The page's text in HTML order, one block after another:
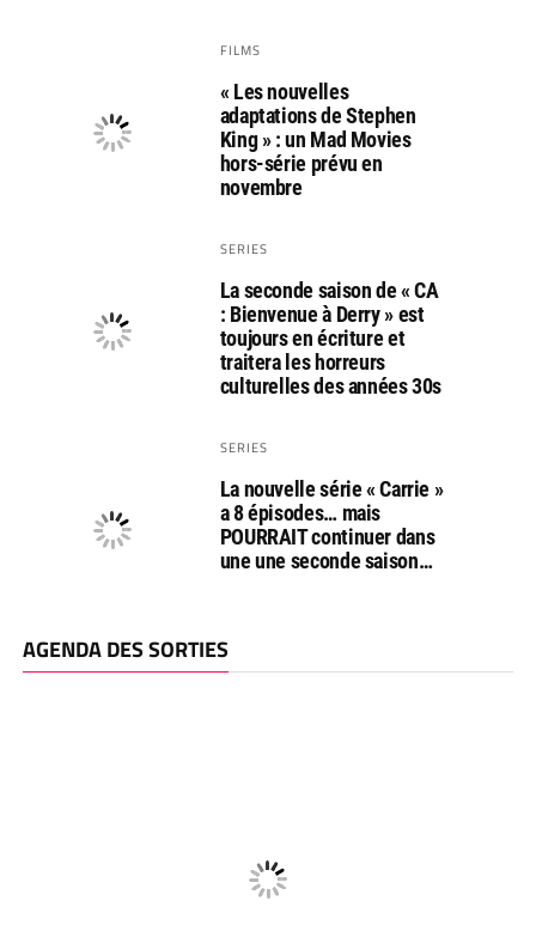
FILMS
« Les nouvelles
adaptations de Stephen
King » : un Mad Movies
hors-série prévu en
novembre
SERIES
La seconde saison de « CA
: Bienvenue à Derry » est
toujours en écriture et
traitera les horreurs
culturelles des années 30s
SERIES
La nouvelle série « Carrie »
a 8 épisodes… mais
POURRAIT continuer dans
une une seconde saison…
AGENDA DES SORTIES